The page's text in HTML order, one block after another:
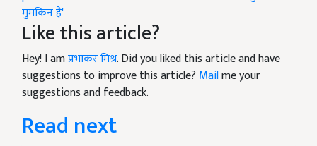
मुमकिन है'
Like this article?
Hey! I amप्रभाकर मिश्र. Did you liked this article and have
suggestions to improve this article? Mailme your
suggestions and feedback.
Read next